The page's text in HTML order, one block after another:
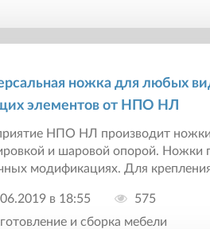
ножка для любых
элементов от НПО НЛ
НПО НЛ производит ножки
и шаровой опорой. Ножки
модификациях. Для
в 18:55
575
и сборка мебели